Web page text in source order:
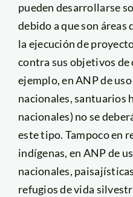
pueden desarrollarse
debido a que son
la ejecución de
contra sus objetivos
ejemplo, en ANP de
nacionales, santuarios
nacionales) no se
este tipo. Tampoco en
indígenas, en ANP de
nacionales,
refugios de vida